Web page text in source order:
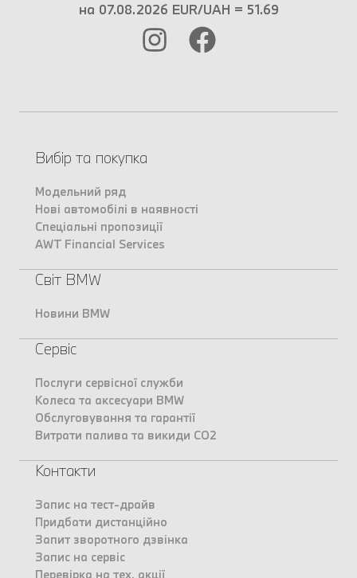
на 07.08.2026 EUR/UAH = 51.69
Вибір та покупка
Модельний ряд
Нові автомобілі в наявності
Спеціальні пропозиції
AWT Financial Services
Світ BMW
Новини BMW
Сервіс
Послуги сервісної служби
Колеса та аксесуари BMW
Обслуговування та гарантії
Витрати палива та викиди CO2
Контакти
Запис на тест-драйв
Придбати дистанційно
Запит зворотного дзвінка
Запис на сервіс
Перевірка на тех. акції